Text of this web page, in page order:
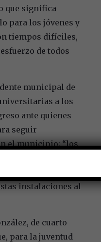
que significa
para los jóvenes y
tiempos difíciles,
de todos
municipal de
a los
ante quienes
seguir
el municipio; “los
instalaciones al
de cuarto
para la juventud